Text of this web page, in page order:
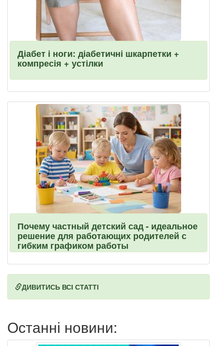
Діабет і ноги: діабетичні шкарпетки +
компресія + устілки
Почему частный детский сад - идеальное
решение для работающих родителей с
гибким графиком работы
ДИВИТИСЬ ВСІ СТАТТІ
Останні новини: